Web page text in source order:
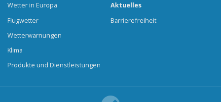
Wetter in Europa
Flugwetter
Wetterwarnungen
Klima
Produkte und Dienstleistungen
Aktuelles
Barrierefreiheit